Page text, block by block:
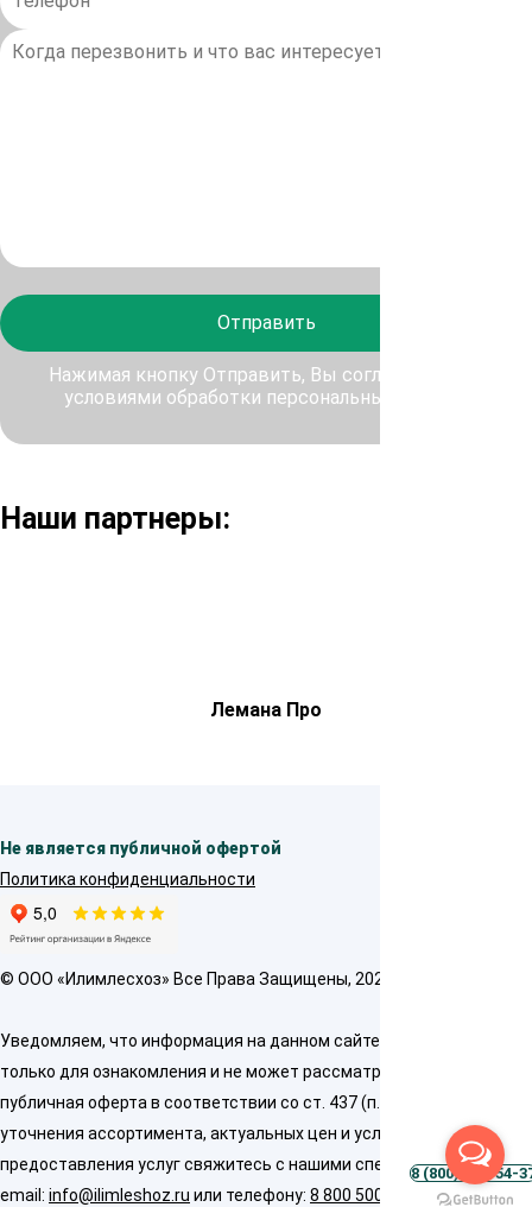
8 (800) 500-54-
Отправить
Нажимая кнопку Отправить, Вы соглашаетесь с
условиями обработки персональных данных
Наши партнеры:
Лемана Про
Не является публичной офертой
Политика конфиденциальности
© OOO «Илимлесхоз» Все Права Защищены, 2026
Уведомляем, что информация на данном сайте предназначена
только для ознакомления и не может рассматриваться как
публичная оферта в соответствии со ст. 437 (п. 2) ГК РФ. Для
уточнения ассортимента, актуальных цен и условий
предоставления услуг свяжитесь с нашими специалистами по
email: info@ilimleshoz.ru или телефону: 8 800 500 5437